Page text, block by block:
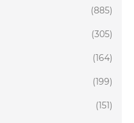
(885)
(305)
(164)
(199)
(151)